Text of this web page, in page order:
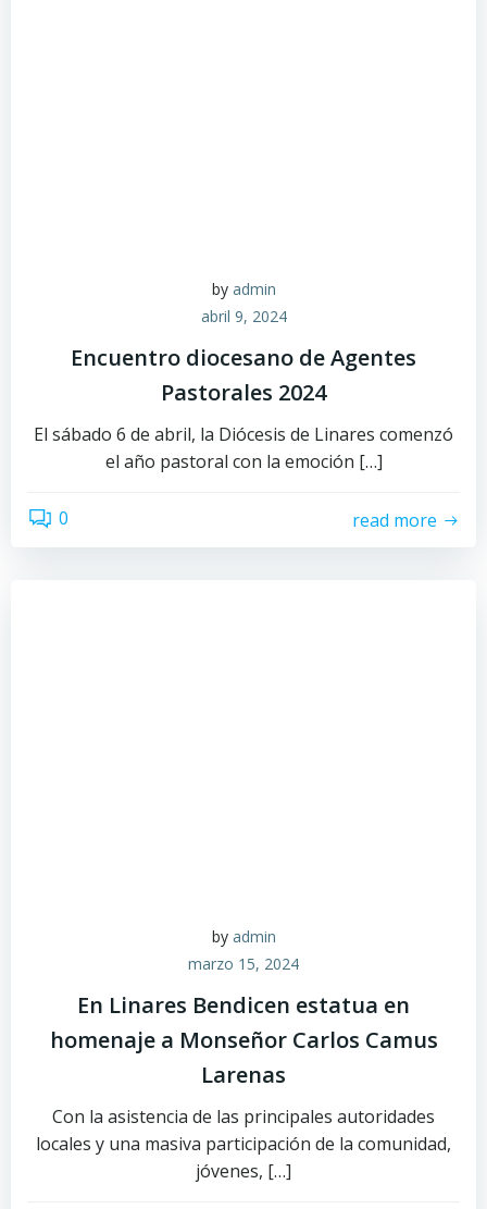
by admin
abril 9, 2024
Encuentro diocesano de Agentes
Pastorales 2024
El sábado 6 de abril, la Diócesis de Linares comenzó
el año pastoral con la emoción […]
0 read more
by admin
marzo 15, 2024
En Linares Bendicen estatua en
homenaje a Monseñor Carlos Camus
Larenas
Con la asistencia de las principales autoridades
locales y una masiva participación de la comunidad,
jóvenes, […]